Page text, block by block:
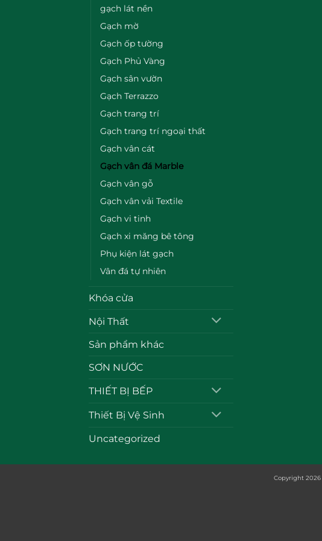
gạch lát nền
Gạch mờ
Gạch ốp tường
Gạch Phủ Vàng
Gạch sân vườn
Gạch Terrazzo
Gạch trang trí
Gạch trang trí ngoại thất
Gạch vân cát
Gạch vân đá Marble
Gạch vân gỗ
Gạch vân vải Textile
Gạch vi tinh
Gạch xi măng bê tông
Phụ kiện lát gạch
Vân đá tự nhiên
Khóa cửa
Nội Thất
Sản phẩm khác
SƠN NƯỚC
THIẾT BỊ BẾP
Thiết Bị Vệ Sinh
Uncategorized
Copyright 2026